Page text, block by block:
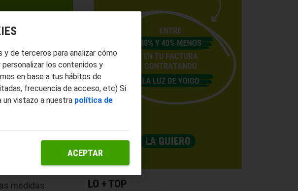
medidas
LO + TOP
y de terceros para analizar cómo
los contenidos y
en base a tus hábitos de
frecuencia de acceso, etc) Si
un vistazo a nuestra política de
ACEPTAR